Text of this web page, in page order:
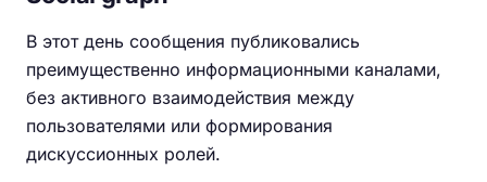
В этот день сообщения публиковались
преимущественно информационными каналами,
без активного взаимодействия между
пользователями или формирования
дискуссионных ролей.